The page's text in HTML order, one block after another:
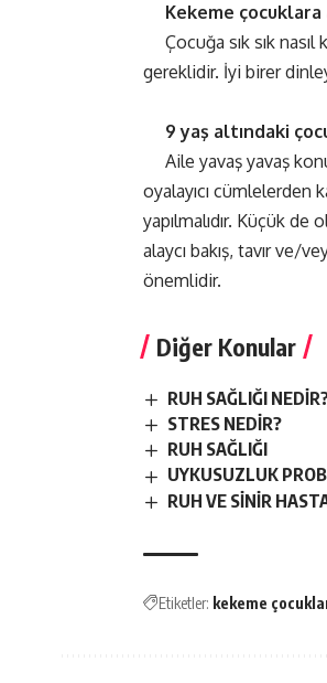
Kekeme
Çocuğa sık sık
gereklidir. İyi birer
9 yaş altındaki
Aile yavaş yavaş
oyalayıcı cümlelerden
yapılmalıdır. Küçük
alaycı bakış, tavır ve/
önemlidir.
Diğer Konular
RUH SAĞLIĞI
STRES NEDİR?
RUH SAĞLIĞI
UYKUSUZLUK
RUH VE SİNİR
Etiketler: kekeme